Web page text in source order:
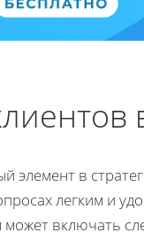
элемент в
легким и
включать